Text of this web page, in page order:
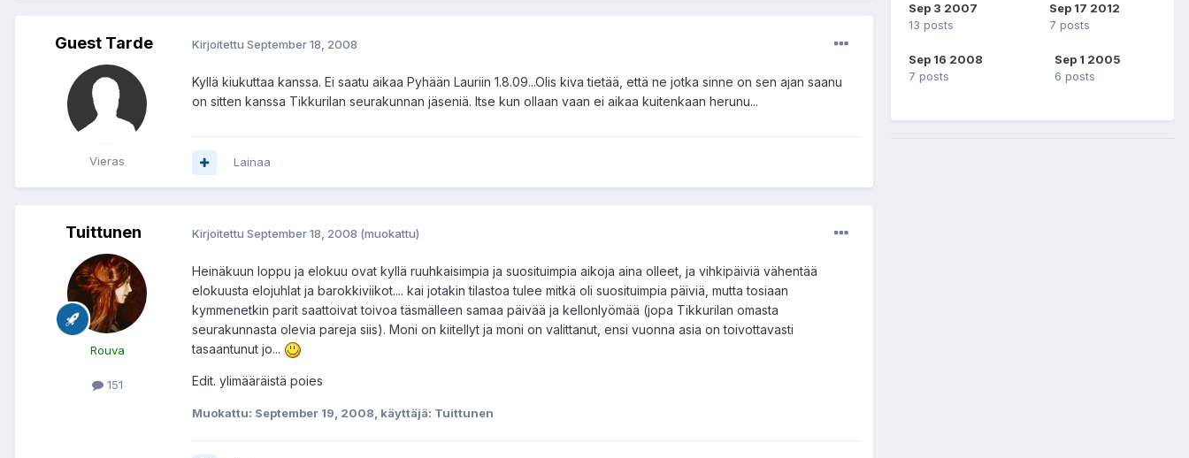
Guest Tarde
Vieras
Kirjoitettu September 18, 2008
Kyllä kiukuttaa kanssa. Ei saatu aikaa Pyhään Lauriin 1.8.09...Olis kiva tietää, että ne jotka sinne on sen ajan saanu
on sitten kanssa Tikkurilan seurakunnan jäseniä. Itse kun ollaan vaan ei aikaa kuitenkaan herunu...
Lainaa
Tuittunen
Rouva
151
Kirjoitettu September 18, 2008 (muokattu)
Heinäkuun loppu ja elokuu ovat kyllä ruuhkaisimpia ja suosituimpia aikoja aina olleet, ja vihkipäiviä vähentää
elokuusta elojuhlat ja barokkiviikot.... kai jotakin tilastoa tulee mitkä oli suosituimpia päiviä, mutta tosiaan
kymmenetkin parit saattoivat toivoa täsmälleen samaa päivää ja kellonlyömää (jopa Tikkurilan omasta
seurakunnasta olevia pareja siis). Moni on kiitellyt ja moni on valittanut, ensi vuonna asia on toivottavasti
tasaantunut jo...
Edit. ylimääräistä poies
Muokattu: September 19, 2008, käyttäjä: Tuittunen
Sep 3 2007
13 posts
Sep 17 2012
7 posts
Sep 16 2008
7 posts
Sep 1 2005
6 posts